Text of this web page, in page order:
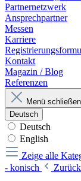
Partnernetzwerk
Ansprechpartner
Messen
Karriere
Kontakt
Magazin / Blog
Referenzen
Menü schließen
Deutsch
Deutsch
English
Zeige alle
- konisch
Zurück